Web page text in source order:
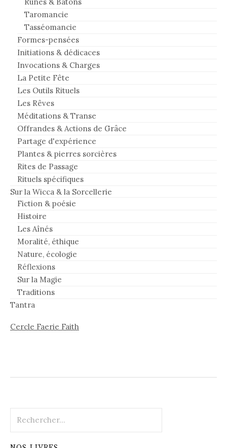
Runes & Bâtons
Taromancie
Tasséomancie
Formes-pensées
Initiations & dédicaces
Invocations & Charges
La Petite Fête
Les Outils Rituels
Les Rêves
Méditations & Transe
Offrandes & Actions de Grâce
Partage d'expérience
Plantes & pierres sorcières
Rites de Passage
Rituels spécifiques
Sur la Wicca & la Sorcellerie
Fiction & poésie
Histoire
Les Aînés
Moralité, éthique
Nature, écologie
Réflexions
Sur la Magie
Traditions
Tantra
Cercle Faerie Faith